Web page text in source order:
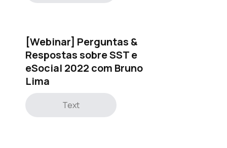
[Webinar] Perguntas &
Respostas sobre SST e
eSocial 2022 com Bruno
Lima
Text